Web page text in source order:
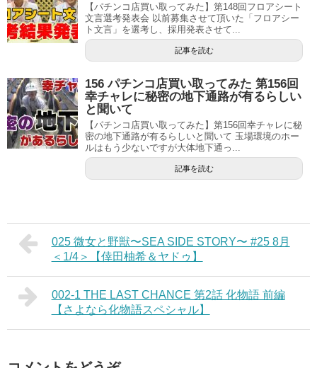
【パチンコ店買い取ってみた】第148回フロアシート
文言選考発表会 以前募集させて頂いた「フロアシー
ト文言」を選考し、採用発表させて...
記事を読む
156 パチンコ店買い取ってみた 第156回
幸チャレに秘密の地下通路が有るらしい
と聞いて
【パチンコ店買い取ってみた】第156回幸チャレに秘
密の地下通路が有るらしいと聞いて 玉場環境のホー
ルはもう少ないですが大体地下通っ...
記事を読む
025 微女と野獣〜SEA SIDE STORY〜 #25 8月
＜1/4＞【倖田柚希＆ヤドゥ】
002-1 THE LAST CHANCE 第2話 化物語 前編
【さよなら化物語スペシャル】